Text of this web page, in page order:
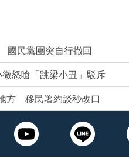
國民黨團突自行撤回
怒嗆「跳梁小丑」駁斥
方 移民署約談秒改口